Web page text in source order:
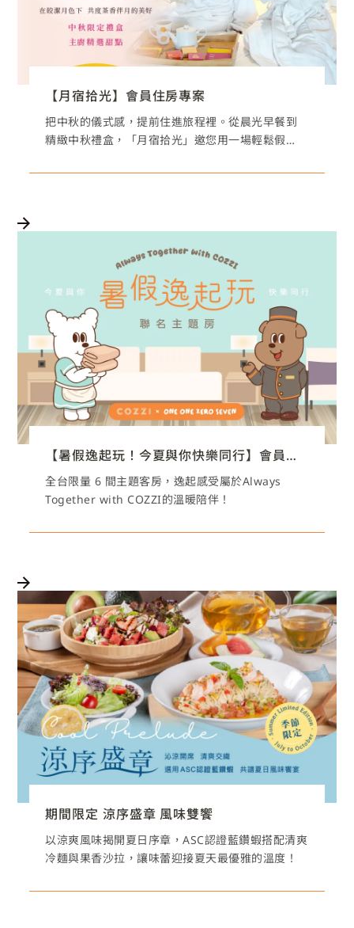
【月宿拾光】會員住房專案
把中秋的儀式感，提前住進旅程裡。從晨光早餐到
精緻中秋禮盒，「月宿拾光」邀您用一場輕鬆假
【暑假逸起玩！今夏與你快樂同行】會員專屬住房專案
全台限量 6 間主題客房，逸起感受屬於Always
Together with COZZI的溫暖陪伴！
期間限定 涼序盛章 風味雙饗
以涼爽風味揭開夏日序章，ASC認證藍鑽蝦搭配清爽
冷麵與果香沙拉，讓味蕾迎接夏天最優雅的溫度！